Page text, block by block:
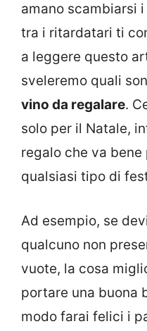
amano scambiarsi
tra i ritardatari ti
a leggere questo
sveleremo quali
vino da regalare.
solo per il Natale,
regalo che va bene
qualsiasi tipo di
Ad esempio, se
qualcuno non
vuote, la cosa
portare una buona
modo farai felici i